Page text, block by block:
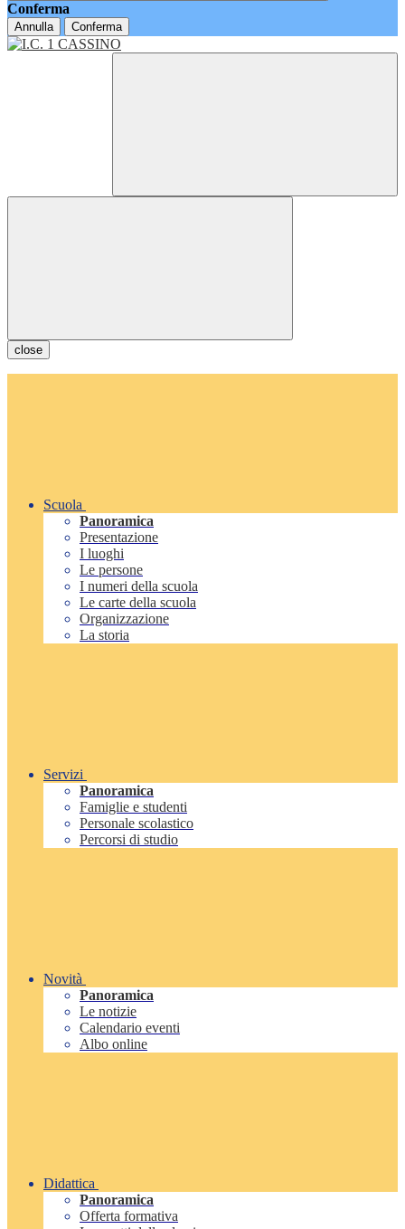
Conferma
Annulla Conferma
close
Scuola
Panoramica
Presentazione
I luoghi
Le persone
I numeri della scuola
Le carte della scuola
Organizzazione
La storia
Servizi
Panoramica
Famiglie e studenti
Personale scolastico
Percorsi di studio
Novità
Panoramica
Le notizie
Calendario eventi
Albo online
Didattica
Panoramica
Offerta formativa